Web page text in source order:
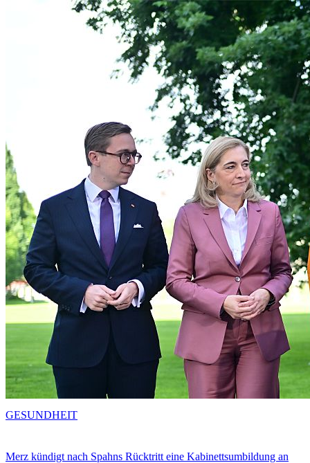
Merz kündigt nach Spahns Rücktritt eine Kabinettsumbildung an
GESUNDHEIT